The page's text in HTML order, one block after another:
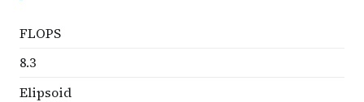
FLOPS
8.3
Elipsoid